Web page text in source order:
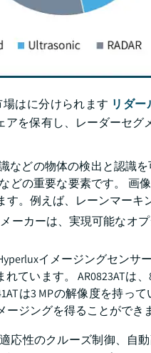
はに分けられます リダー
を保有し、レーダーセグ
どの物体の検出と認識
どの重要な要素です。 画
。例えば、レーンマーキ
ーカーは、実現可能なオ
イメージングセンサ
ています。 AR0823ATは
は3 MPの解像度を持っ
ジングを得ることができ
応性のクルーズ制御、自